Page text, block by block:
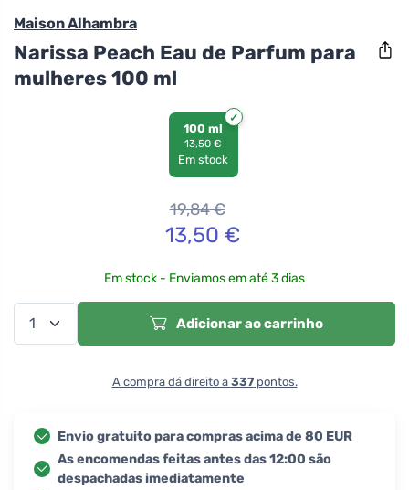
Maison Alhambra
Narissa Peach Eau de Parfum para
mulheres 100 ml
100 ml
13,50 €
Em stock
19,84€
13,50 €
Em stock - Enviamos em até 3 dias
Adicionar ao carrinho
A compra dá direito a 337pontos.
Envio gratuito para compras acima de 80 EUR
As encomendas feitas antes das 12:00 são
despachadas imediatamente